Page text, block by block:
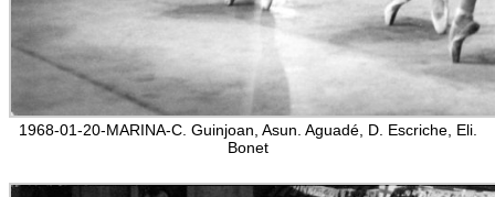
1968-01-20-MARINA-C. Guinjoan, Asun. Aguadé, D. Escriche, Eli.
Bonet